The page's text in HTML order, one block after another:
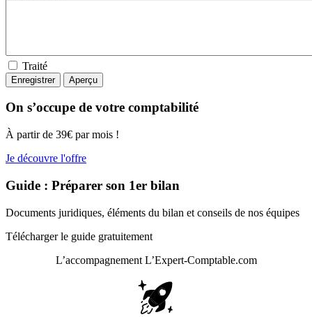
Traité
On s’occupe de votre comptabilité
À partir de 39€ par mois !
Je découvre l'offre
Guide : Préparer son 1er bilan
Documents juridiques, éléments du bilan et conseils de nos équipes
Télécharger le guide gratuitement
L’accompagnement L’Expert-Comptable.com